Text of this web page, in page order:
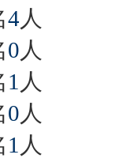
4 人
0 人
1 人
0 人
1 人